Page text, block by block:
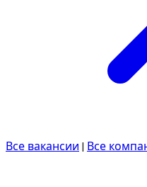
Все вакансии | Все